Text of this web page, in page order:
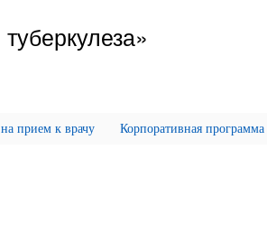
к
основному
прием к врачу Корпоративная программа